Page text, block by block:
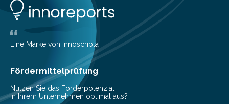
ausgeschickt. Theoretische Astrophysiker der Goethe-
Universität haben jetzt einen numerischen Code
entwickelt, mit dem sie mathematisch hoch präzise
beschreiben…
Eine Marke von innoscripta
Fördermittelprüfung
Nutzen Sie das Förderpotenzial
in Ihrem Unternehmen optimal aus?